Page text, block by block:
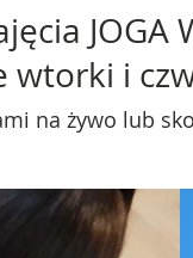
wtorki i
na żywo lub